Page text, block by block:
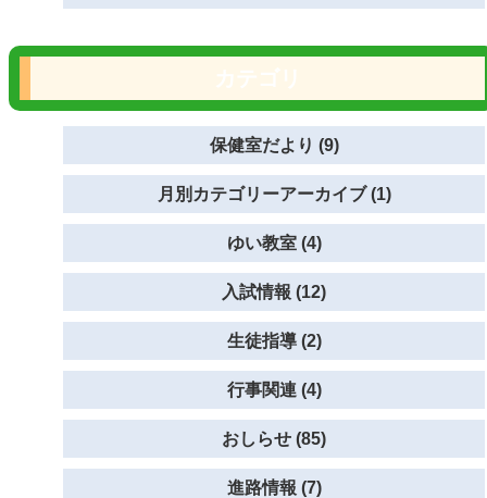
保健室だより (9)
月別カテゴリーアーカイブ (1)
ゆい教室 (4)
入試情報 (12)
生徒指導 (2)
行事関連 (4)
おしらせ (85)
進路情報 (7)